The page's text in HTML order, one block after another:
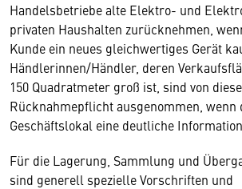
Handelsbetriebe alte Elektro- und
privaten Haushalten zurücknehmen,
Kunde ein neues gleichwertiges Gerät
Händlerinnen/Händler, deren
150 Quadratmeter groß ist, sind von
Rücknahmepflicht ausgenommen, wenn
Geschäftslokal eine deutliche
Für die Lagerung, Sammlung und
sind generell spezielle Vorschriften und